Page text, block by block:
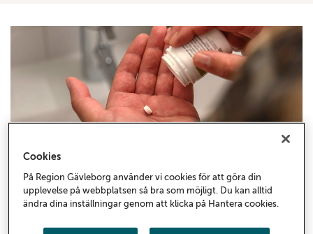
Administrativa tjänster i Min
Cookies
På Region Gävleborg använder vi cookies för att göra din
upplevelse på webbplatsen så bra som möjligt. Du kan alltid
ändra dina inställningar genom att klicka på Hantera cookies.